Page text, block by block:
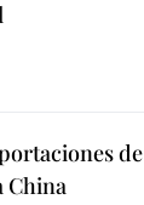
de
China